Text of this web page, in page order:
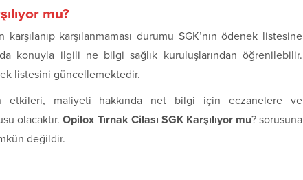
mu?
karşılanmaması durumu SGK’nın ödenek listesine
konuyla ilgili ne bilgi sağlık kuruluşlarından öğrenilebilir.
listesini güncellemektedir.
etkileri, maliyeti hakkında net bilgi için eczanelere ve
olacaktır.Opilox Tırnak Cilası SGK Karşılıyor mu? sorusuna
değildir.